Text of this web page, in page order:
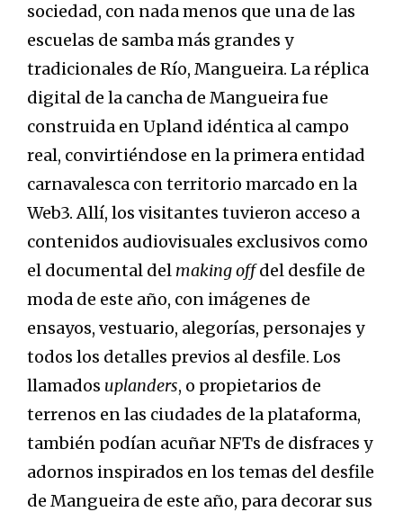
sociedad, con nada menos que una de las
escuelas de samba más grandes y
tradicionales de Río, Mangueira. La réplica
digital de la cancha de Mangueira fue
construida en Upland idéntica al campo
real, convirtiéndose en la primera entidad
carnavalesca con territorio marcado en la
Web3. Allí, los visitantes tuvieron acceso a
contenidos audiovisuales exclusivos como
el documental del making offdel desfile de
moda de este año, con imágenes de
ensayos, vestuario, alegorías, personajes y
todos los detalles previos al desfile. Los
llamados uplanders, o propietarios de
terrenos en las ciudades de la plataforma,
también podían acuñar NFTs de disfraces y
adornos inspirados en los temas del desfile
de Mangueira de este año, para decorar sus